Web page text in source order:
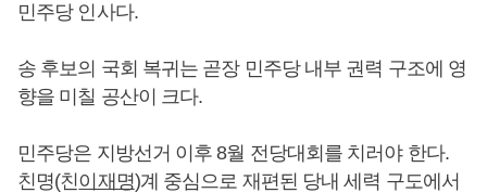
민주당 인사다.
송 후보의 국회 복귀는 곧장 민주당 내부 권력 구조에 영
향을 미칠 공산이 크다.
민주당은 지방선거 이후 8월 전당대회를 치러야 한다.
친명(친이재명)계 중심으로 재편된 당내 세력 구도에서